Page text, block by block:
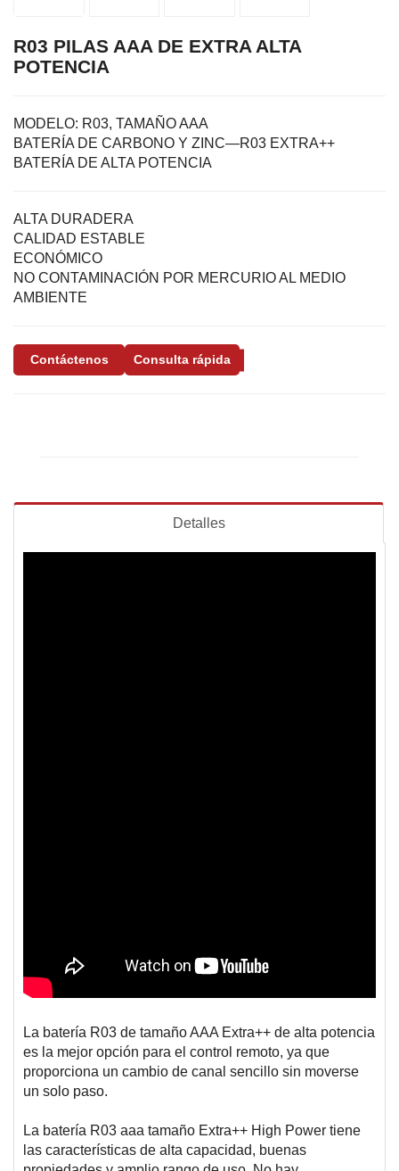
R03 PILAS AAA DE EXTRA ALTA
POTENCIA
MODELO: R03, TAMAÑO AAA
BATERÍA DE CARBONO Y ZINC—R03 EXTRA++
BATERÍA DE ALTA POTENCIA
ALTA DURADERA
CALIDAD ESTABLE
ECONÓMICO
NO CONTAMINACIÓN POR MERCURIO AL MEDIO
AMBIENTE
Contáctenos Consulta rápida
Detalles
La batería R03 de tamaño AAA Extra++ de alta potencia
es la mejor opción para el control remoto, ya que
proporciona un cambio de canal sencillo sin moverse
un solo paso.
La batería R03 aaa tamaño Extra++ High Power tiene
las características de alta capacidad, buenas